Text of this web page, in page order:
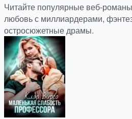
Читайте популярные веб-
любовь с миллиардерами,
остросюжетные драмы.